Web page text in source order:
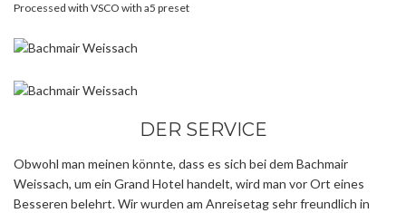
Processed with VSCO with a5 preset
DER SERVICE
Obwohl man meinen könnte, dass es sich bei dem Bachmair
Weissach, um ein Grand Hotel handelt, wird man vor Ort eines
Besseren belehrt. Wir wurden am Anreisetag sehr freundlich in